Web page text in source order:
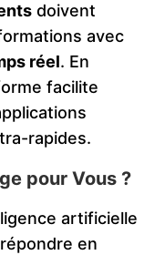
doivent
avec
réel. En
facilite
rapides.
pour Vous ?
artificielle
en